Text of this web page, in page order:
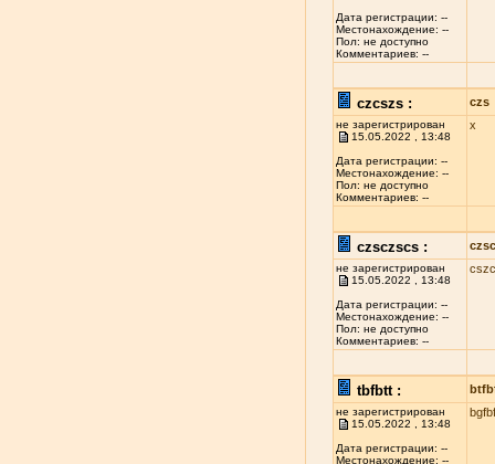
Дата регистрации: --
Местонахождение: --
Пол: не доступно
Комментариев: --
czcszs : czs
не зарегистрирован
15.05.2022 , 13:48
Дата регистрации: --
Местонахождение: --
Пол: не доступно
Комментариев: --
x
czsczscs :
не зарегистрирован
15.05.2022 , 13:48
Дата регистрации: --
Местонахождение: --
Пол: не доступно
Комментариев: --
tbfbtt :
не зарегистрирован
15.05.2022 , 13:48
Дата регистрации: --
Местонахождение: --